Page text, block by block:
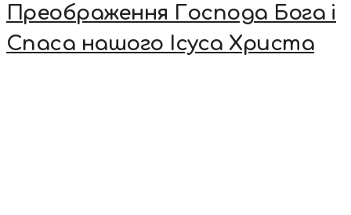
Преображення Господа Бога і
Спаса нашого Ісуса Христа